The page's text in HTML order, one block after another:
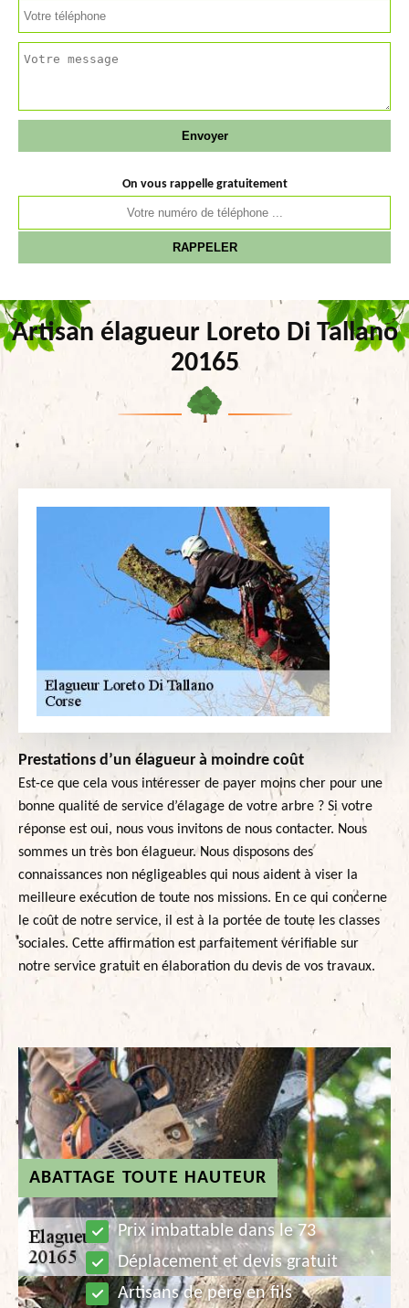
ABATTAGE TOUTE HAUTEUR
Prix imbattable dans le 73
Déplacement et devis gratuit
Artisans de père en fils
On vous rappelle gratuitement
Artisan élagueur Loreto Di Tallano
20165
Prestations d’un élagueur à moindre coût
Est-ce que cela vous intéresser de payer moins cher pour une
bonne qualité de service d’élagage de votre arbre ? Si votre
réponse est oui, nous vous invitons de nous contacter. Nous
sommes un très bon élagueur. Nous disposons des
connaissances non négligeables qui nous aident à viser la
meilleure exécution de toute nos missions. En ce qui concerne
le coût de notre service, il est à la portée de toute les classes
sociales. Cette affirmation est parfaitement vérifiable sur
notre service gratuit en élaboration du devis de vos travaux.